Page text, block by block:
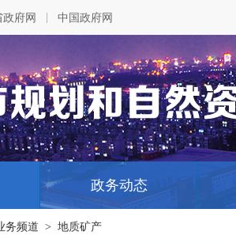
府网 中国政府网
政务动态
务频道 > 地质矿产